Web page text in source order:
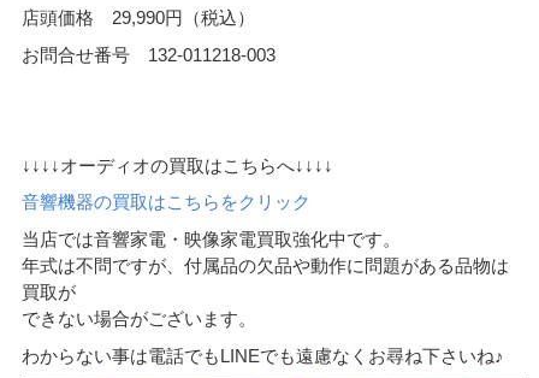
店頭価格 29,990円（税込）
お問合せ番号 132-011218-003
↓↓↓↓オーディオの買取はこちらへ↓↓↓↓
音響機器の買取はこちらをクリック
当店では音響家電・映像家電買取強化中です。
年式は不問ですが、付属品の欠品や動作に問題がある品物は
買取が
できない場合がございます。
わからない事は電話でもLINEでも遠慮なくお尋ね下さいね♪